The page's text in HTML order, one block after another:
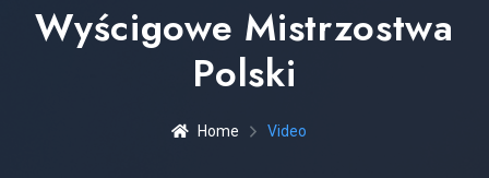
Wyścigowe Mistrzostwa
Polski
Home Video